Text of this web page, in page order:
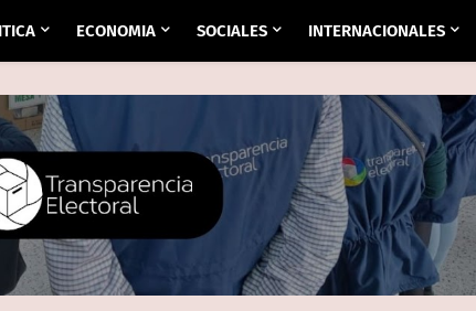
ECONOMIA SOCIALES INTERNACIONALES